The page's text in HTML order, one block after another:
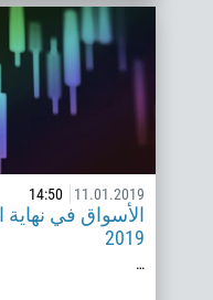
11.01.2019
14:50
الأسواق في نهاية
2019
…